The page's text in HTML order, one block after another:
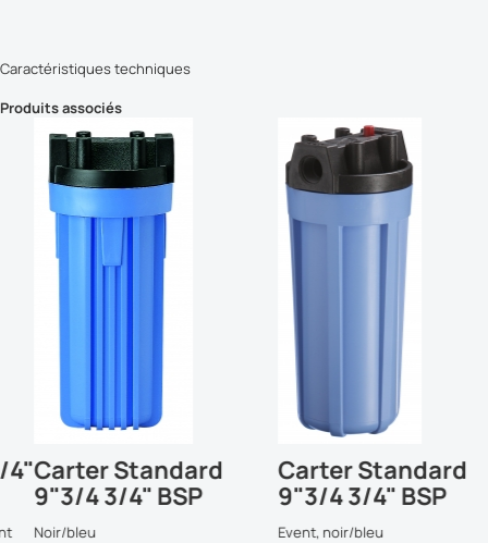
Caractéristiques techniques
Produits associés
Carter Standard
9"3/4 3/4" BSP
Noir/bleu
Carter Standard
9"3/4 3/4" BSP
Event, noir/bleu